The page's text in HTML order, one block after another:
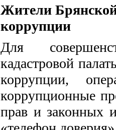
Жители
коррупции
Для
кадастровой
коррупции,
коррупционные
прав и законных